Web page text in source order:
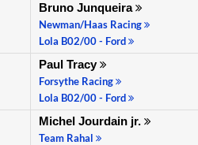
Bruno Junqueira
Newman/Haas Racing
Lola B02/00 - Ford
Paul Tracy
Forsythe Racing
Lola B02/00 - Ford
Michel Jourdain jr.
Team Rahal